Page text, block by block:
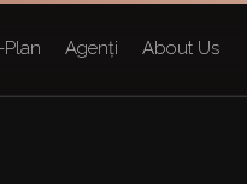
Plan Agenți About Us